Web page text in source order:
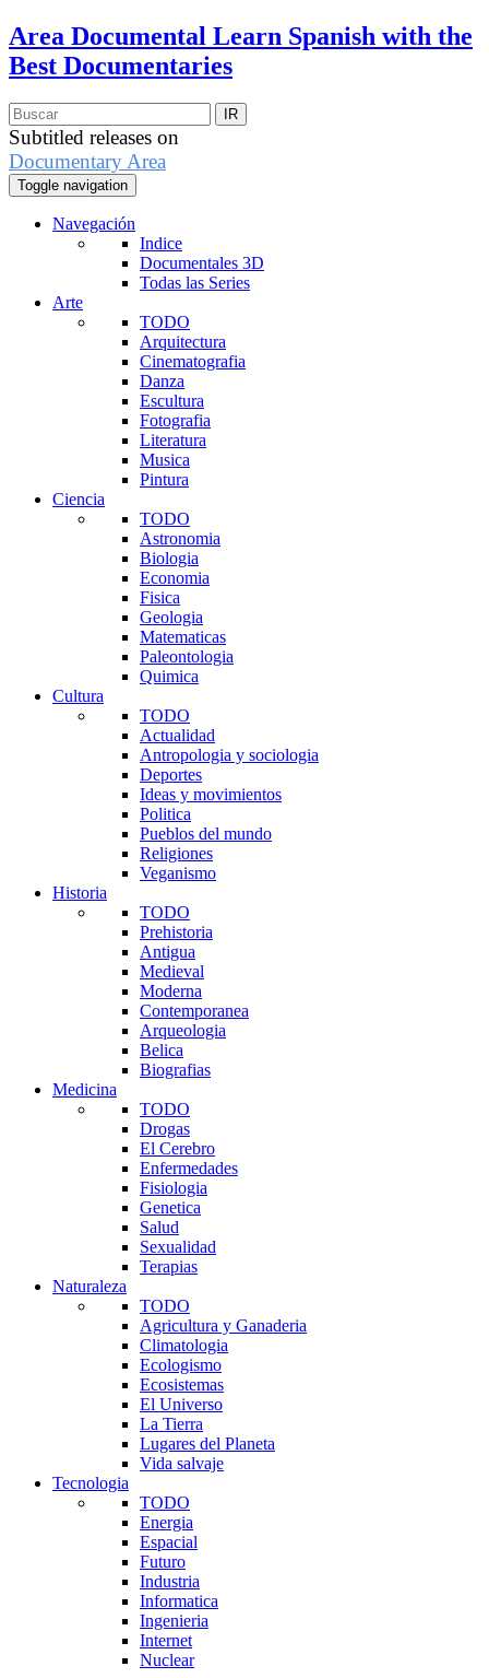
Area Documental Learn Spanish with the
Best Documentaries
Subtitled releases on
Documentary Area
Toggle navigation
Navegación
Indice
Documentales 3D
Todas las Series
Arte
TODO
Arquitectura
Cinematografia
Danza
Escultura
Fotografia
Literatura
Musica
Pintura
Ciencia
TODO
Astronomia
Biologia
Economia
Fisica
Geologia
Matematicas
Paleontologia
Quimica
Cultura
TODO
Actualidad
Antropologia y sociologia
Deportes
Ideas y movimientos
Politica
Pueblos del mundo
Religiones
Veganismo
Historia
TODO
Prehistoria
Antigua
Medieval
Moderna
Contemporanea
Arqueologia
Belica
Biografias
Medicina
TODO
Drogas
El Cerebro
Enfermedades
Fisiologia
Genetica
Salud
Sexualidad
Terapias
Naturaleza
TODO
Agricultura y Ganaderia
Climatologia
Ecologismo
Ecosistemas
El Universo
La Tierra
Lugares del Planeta
Vida salvaje
Tecnologia
TODO
Energia
Espacial
Futuro
Industria
Informatica
Ingenieria
Internet
Nuclear